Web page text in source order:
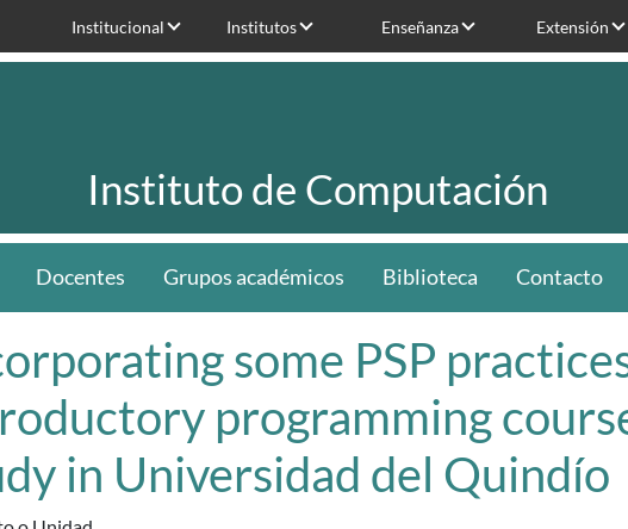
Institucional Institutos Enseñanza Extensión
Instituto de Computación
Docentes Grupos académicos Biblioteca Contacto
some PSP
programming
in Universidad del Quindío